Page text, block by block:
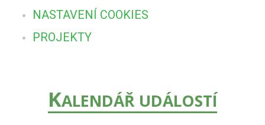
NASTAVENÍ COOKIES
PROJEKTY
KALENDÁŘ UDÁLOSTÍ